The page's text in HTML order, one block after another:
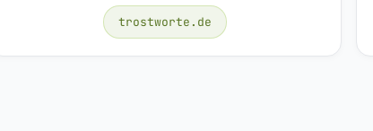
trostworte.de